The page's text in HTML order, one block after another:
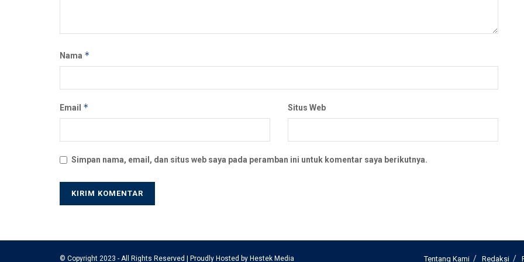
Nama *
Email * Situs Web
Simpan nama, email, dan situs web saya pada peramban ini untuk komentar saya berikutnya.
Tentang Kami Redaksi
© Copyright 2023 - All Rights Reserved | Proudly Hosted by Hestek Media